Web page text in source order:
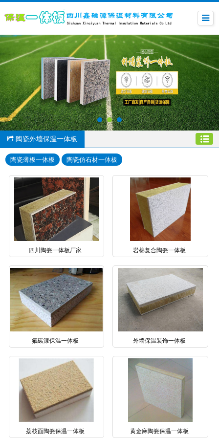
陶瓷外墙保温一体板
陶瓷薄板一体板 陶瓷仿石材一体板
四川陶瓷一体板厂家 岩棉复合陶瓷一体板
氟碳漆保温一体板 外墙保温装饰一体板
荔枝面陶瓷保温一体板 黄金麻陶瓷保温一体板